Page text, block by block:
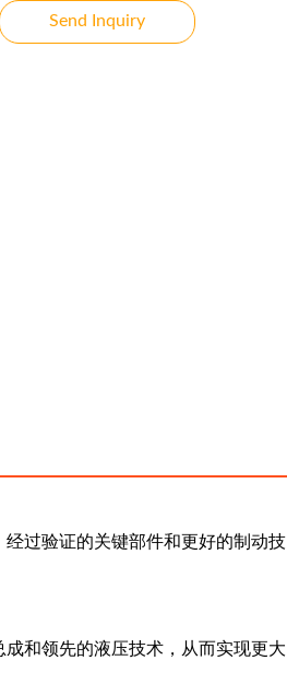
Send Inquiry
过验证的关键部件和更好的制动技
和领先的液压技术，从而实现更大